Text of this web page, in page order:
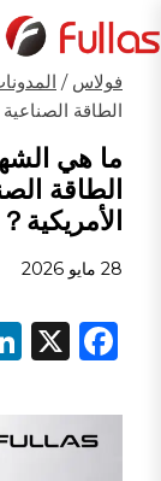
التجاوز
إلى
المحتوى
فولاس /
الطاقة
ما هي
الطاقة
الأمريكية？
28 مايو 2026
F
c
e
X